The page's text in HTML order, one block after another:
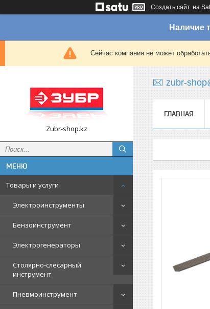
Создать сайт на
Наличие
Сейчас компания не может
Zubr-shop.kz
Товары и услуги
Электроинструменты
Бензоинструмент
Электрогенераторы
Столярно-слесарный
инструмент
Пневмоинструмент
zubr-
ГЛАВНАЯ